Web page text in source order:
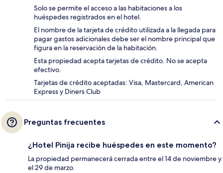
Solo se permite el acceso a las habitaciones a los
huéspedes registrados en el hotel.
El nombre de la tarjeta de crédito utilizada a la llegada para
pagar gastos adicionales debe ser el nombre principal que
figura en la reservación de la habitación.
Esta propiedad acepta tarjetas de crédito. No se acepta
efectivo.
Tarjetas de crédito aceptadas: Visa, Mastercard, American
Express y Diners Club
Preguntas frecuentes
¿Hotel Pinija recibe huéspedes en este momento?
La propiedad permanecerá cerrada entre el 14 de noviembre y
el 29 de marzo.